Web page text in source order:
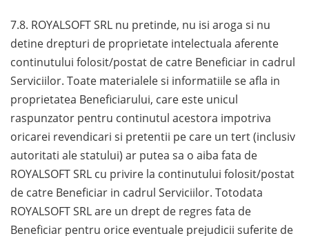
7.8. ROYALSOFT SRL nu pretinde, nu isi aroga si nu
detine drepturi de proprietate intelectuala aferente
continutului folosit/postat de catre Beneficiar in cadrul
Serviciilor. Toate materialele si informatiile se afla in
proprietatea Beneficiarului, care este unicul
raspunzator pentru continutul acestora impotriva
oricarei revendicari si pretentii pe care un tert (inclusiv
autoritati ale statului) ar putea sa o aiba fata de
ROYALSOFT SRL cu privire la continutului folosit/postat
de catre Beneficiar in cadrul Serviciilor. Totodata
ROYALSOFT SRL are un drept de regres fata de
Beneficiar pentru orice eventuale prejudicii suferite de